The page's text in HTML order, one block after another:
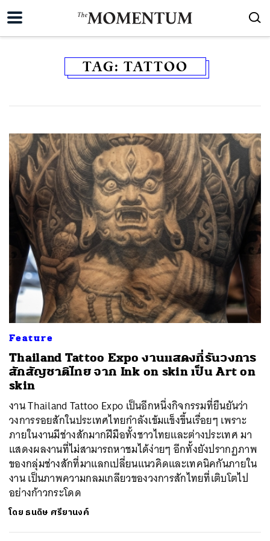
TAG: TATTOO
Feature
Thailand Tattoo Expo งานแสดงที่รันวงการ
สักสัญชาติไทย จาก Ink on skin เป็น Art on
skin
งาน Thailand Tattoo Expo เป็นอีกหนึ่งกิจกรรมที่ยืนยันว่า
วงการรอยสักในประเทศไทยกำลังเข้มแข็งขึ้นเรื่อยๆ เพราะ
ภายในงานมีช่างสักมากฝีมือทั้งชาวไทยและต่างประเทศ มา
แสดงผลงานที่ไม่สามารถหาชมได้ง่ายๆ อีกทั้งยังปรากฏภาพ
ของกลุ่มช่างสักที่มาแลกเปลี่ยนแนวคิดและเทคนิคกันภายใน
งาน เป็นภาพความกลมเกลียวของวงการสักไทยที่เติบโตไป
อย่างก้าวกระโดด
โดย ธนดิษ​ ศรี​ยา​นงค์​
ค้นหา
EMAIL